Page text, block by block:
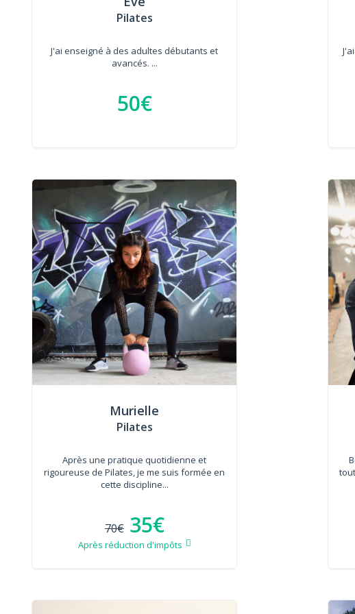
Pilates
J'ai enseigné à des adultes débutants et
avancés. ...
50€
Murielle
Pilates
Après une pratique quotidienne et
rigoureuse de Pilates, je me suis formée en
cette discipline...
70€ 35€
Après réduction d'impôts